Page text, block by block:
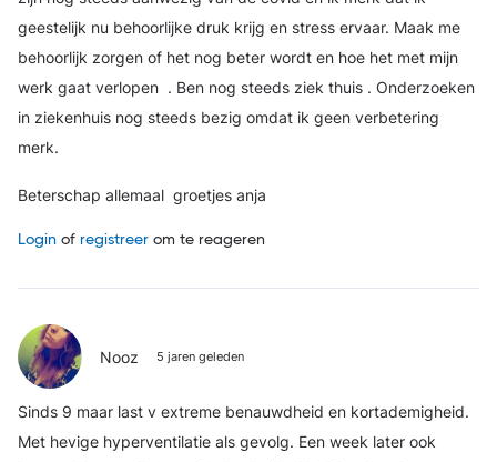
geestelijk nu behoorlijke druk krijg en stress ervaar. Maak me
behoorlijk zorgen of het nog beter wordt en hoe het met mijn
werk gaat verlopen . Ben nog steeds ziek thuis . Onderzoeken
in ziekenhuis nog steeds bezig omdat ik geen verbetering
merk.
Beterschap allemaal groetjes anja
Login of registreer om te reageren
Nooz 5 jaren geleden
Sinds 9 maar last v extreme benauwdheid en kortademigheid.
Met hevige hyperventilatie als gevolg. Een week later ook